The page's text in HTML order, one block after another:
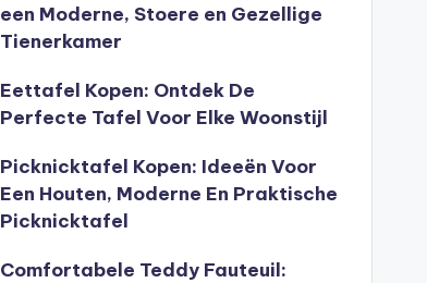
een Moderne, Stoere en Gezellige
Tienerkamer
Eettafel Kopen: Ontdek De
Perfecte Tafel Voor Elke Woonstijl
Picknicktafel Kopen: Ideeën Voor
Een Houten, Moderne En Praktische
Picknicktafel
Comfortabele Teddy Fauteuil: